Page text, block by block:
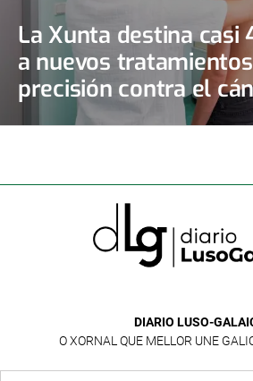
La Xunta destina casi
a nuevos
precisión contra el
mama y de ovario
DIARIO LUSO-
O XORNAL QUE MELLOR UNE